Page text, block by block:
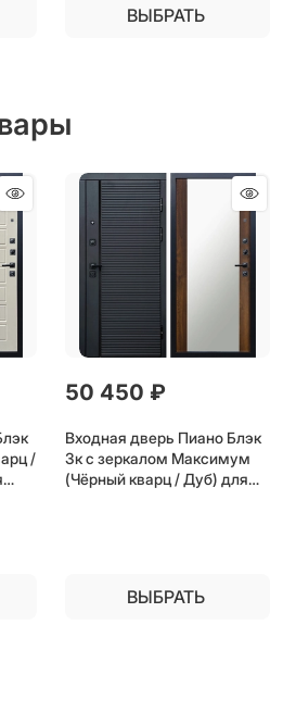
ВЫБРАТЬ
/
50 450 ₽
Входная дверь Пиано Блэк
3к с зеркалом Максимум
(Чёрный кварц / Дуб) для
ВЫБРАТЬ